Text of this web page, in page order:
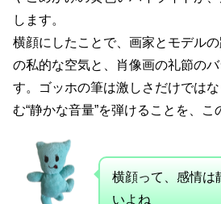
します。
横顔にしたことで、画家とモデル
の私的な空気と、肖像画の礼節の
す。ゴッホの筆は激しさだけでは
む“静かな音量”を弾けることを、こ
横顔って、感情は
いよね